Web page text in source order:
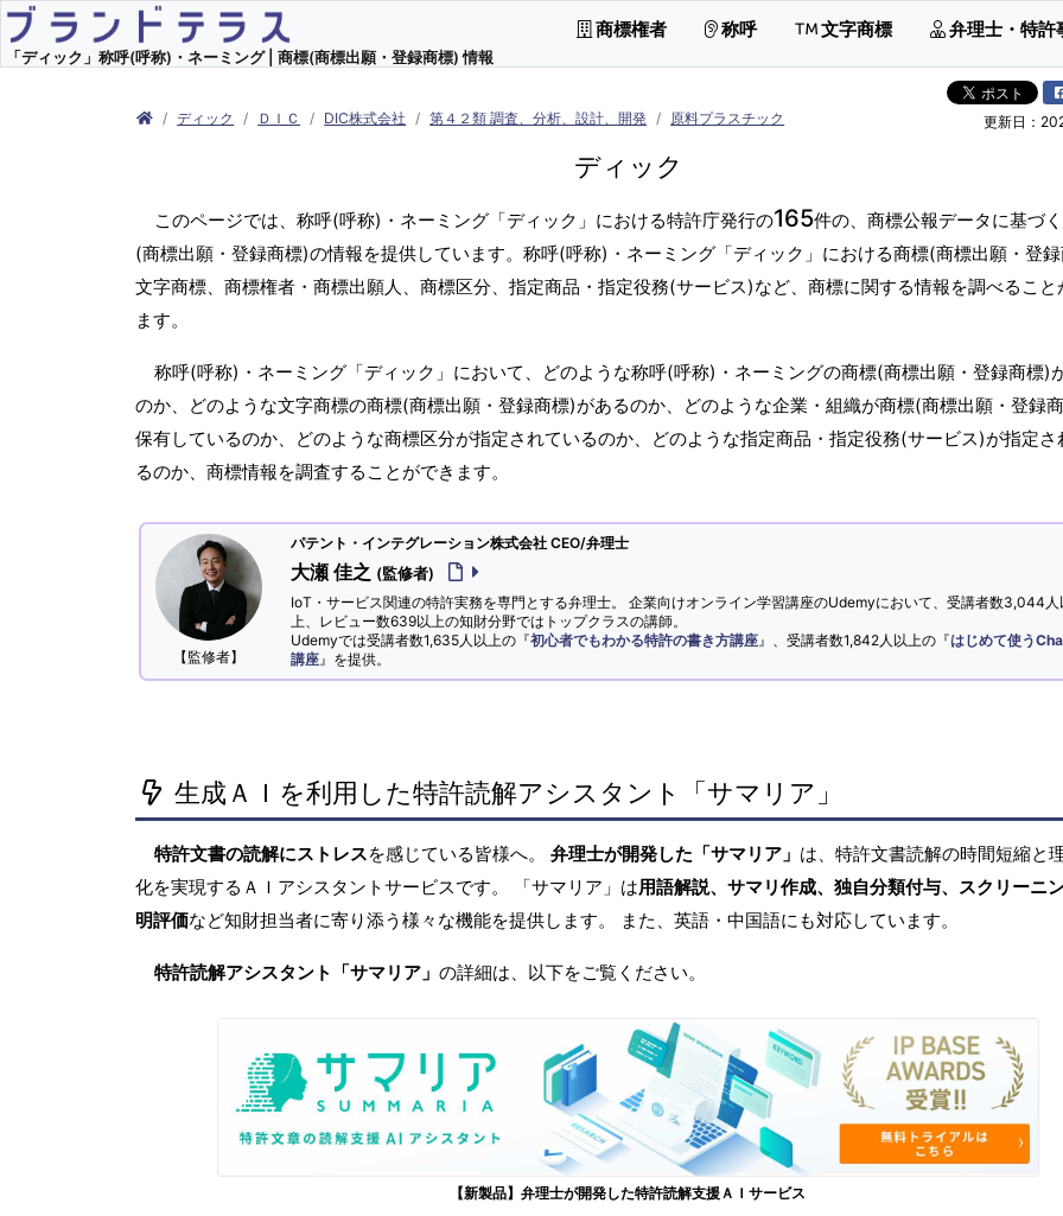
「ディック」称呼(呼称)・ネーミング | 商標(商標出願・登録商標) 情報
商標権者 称呼 文字商標 弁理士・特許
ディック ＤＩＣ DIC株式会社 第４２類 調査、分析、設計、開発 原料プラスチック 更新日：
ディック
このページでは、称呼(呼称)・ネーミング「ディック」における特許庁発行の165件の、商標公報データに基づ
(商標出願・登録商標)の情報を提供しています。称呼(呼称)・ネーミング「ディック」における商標(商標出願・登
文字商標、商標権者・商標出願人、商標区分、指定商品・指定役務(サービス)など、商標に関する情報を調べること
ます。
称呼(呼称)・ネーミング「ディック」において、どのような称呼(呼称)・ネーミングの商標(商標出願・登録商標)
のか、どのような文字商標の商標(商標出願・登録商標)があるのか、どのような企業・組織が商標(商標出願・登録
保有しているのか、どのような商標区分が指定されているのか、どのような指定商品・指定役務(サービス)が指定さ
るのか、商標情報を調査することができます。
【監修者】
パテント・インテグレーション株式会社 CEO/弁理士
大瀬 佳之 (監修者)
IoT・サービス関連の特許実務を専門とする弁理士。 企業向けオンライン学習講座のUdemyにおいて、受講者数3,044人
上、レビュー数639以上の知財分野ではトップクラスの講師。
Udemyでは受講者数1,635人以上の『初心者でもわかる特許の書き方講座 』、受講者数1,842人以上の『はじめて使う
講座 』を提供。
生成ＡＩを利用した特許読解アシスタント「サマリア」
特許文書の読解にストレスを感じている皆様へ。 弁理士が開発した「サマリア」 は、特許文書読解の時間短縮と
化を実現するＡＩアシスタントサービスです。 「サマリア」は用語解説、サマリ作成、独自分類付与、スクリーニ
明評価など知財担当者に寄り添う様々な機能を提供します。 また、英語・中国語にも対応しています。
特許読解アシスタント「サマリア」 の詳細は、以下をご覧ください。
【新製品】弁理士が開発した特許読解支援ＡＩサービス